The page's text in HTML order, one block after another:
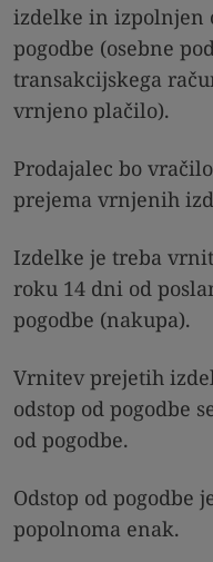
izdelke in izpolnjen
pogodbe (osebne
transakcijskega
vrnjeno plačilo).
Prodajalec bo
prejema vrnjenih
Izdelke je treba
roku 14 dni od
pogodbe (nakupa).
Vrnitev prejetih
odstop od pogodbe
od pogodbe.
Odstop od pogodbe
popolnoma enak.